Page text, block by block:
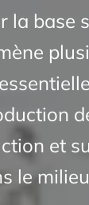
la base
et
le